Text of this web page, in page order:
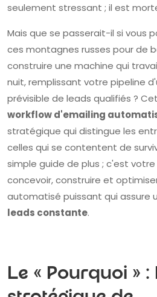
seulement stressant ; il est
Mais que se passerait-il si vous
ces montagnes russes pour de
construire une machine qui
nuit, remplissant votre pipeline
prévisible de leads qualifiés ?
workflow d'emailing
stratégique qui distingue les
celles qui se contentent de
simple guide de plus ; c'est
concevoir, construire et
automatisé puissant qui assure
leads constante.
Le « Pourquoi »